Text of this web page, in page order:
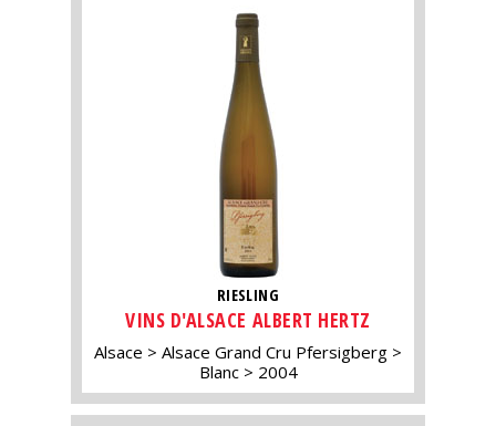
RIESLING
VINS D'ALSACE ALBERT HERTZ
Alsace
Alsace Grand Cru Pfersigberg
Blanc
2004